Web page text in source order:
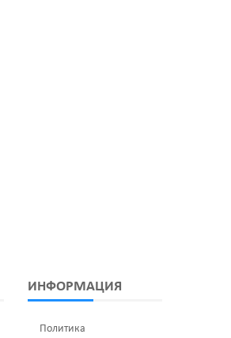
ИНФОРМАЦИЯ
Политика